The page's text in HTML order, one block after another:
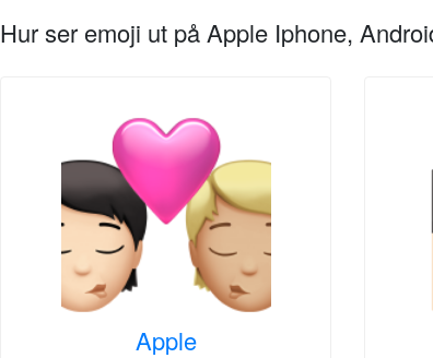
Hur ser emoji ut på Apple Iphone,
Apple